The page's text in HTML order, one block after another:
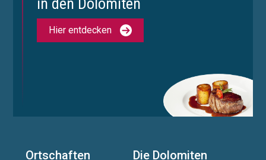
in den Dolomiten
Hier entdecken
Ortschaften Die Dolomiten